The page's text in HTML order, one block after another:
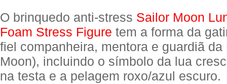
O brinquedo anti-stress Sailor Moon
Foam Stress Figure tem a forma da
fiel companheira, mentora e guardiã da
Moon), incluindo o símbolo da lua
na testa e a pelagem roxo/azul escuro.